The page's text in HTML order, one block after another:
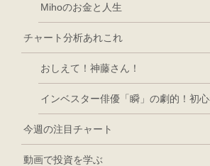
Mihoのお金と人生
チャート分析あれこれ
おしえて！神藤さん！
インベスター俳優「瞬」の劇的！初
今週の注目チャート
動画で投資を学ぶ